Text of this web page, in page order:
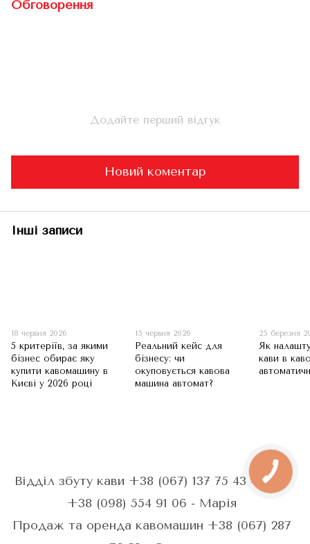
Обговорення
Додайте перший відгук
Новий коментар
Інші записи
18 червня 2026
5 критеріїв, за якими
бізнес обирає яку
купити кавомашину в
Києві у 2026 році
15 червня 2026
Реальний кейс для
бізнесу: чи
окуповується кавова
машина автомат?
25 березня
Як
кави в
Відділ збуту кави +38 (067) 137 75 43 - Анна
+38 (098) 554 91 06 - Марія
Продаж та оренда кавомашин +38 (067) 287